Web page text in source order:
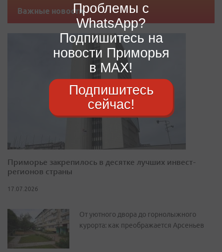
Важные новости
Приморье закрепилось в десятке лучших инвест-
регионов страны
17.07.2026
От уютного двора до горнолыжного
курорта: как преображается Арсеньев
Проблемы с
WhatsApp?
Подпишитесь на
новости Приморья
в MAX!
Подпишитесь
сейчас!